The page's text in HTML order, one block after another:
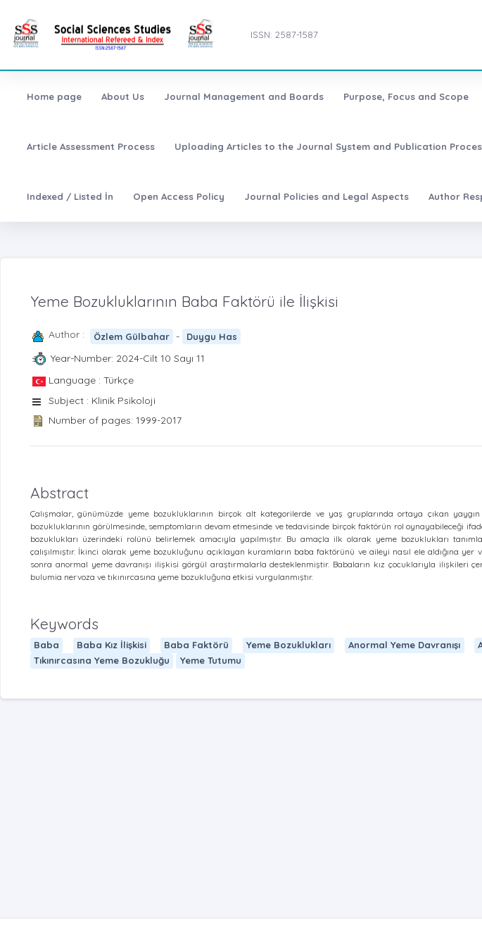
ISSN: 2587-1587
Home page About Us Journal Management and Boards Purpose, Focus and Scope
Article Assessment Process Uploading Articles to the Journal System and Publication
Indexed / Listed İn Open Access Policy Journal Policies and Legal Aspects Author
Yeme Bozukluklarının Baba Faktörü ile İlişkisi
Author : Özlem Gülbahar - Duygu Has
Year-Number: 2024-Cilt 10 Sayı 11
Language : Türkçe
Subject : Klinik Psikoloji
Number of pages: 1999-2017
Abstract
Çalışmalar, günümüzde yeme bozukluklarının birçok alt kategorilerde ve yaş gruplarında ortaya çıkan
bozukluklarının görülmesinde, semptomların devam etmesinde ve tedavisinde birçok faktörün rol oynayabileceği
bozuklukları üzerindeki rolünü belirlemek amacıyla yapılmıştır. Bu amaçla ilk olarak yeme bozuklukları
çalışılmıştır. İkinci olarak yeme bozukluğunu açıklayan kuramların baba faktörünü ve aileyi nasıl ele aldığına
sonra anormal yeme davranışı ilişkisi görgül araştırmalarla desteklenmiştir. Babaların kız çocuklarıyla ilişkileri
bulumia nervoza ve tıkınırcasına yeme bozukluğuna etkisi vurgulanmıştır.
Keywords
Baba Baba Kız İlişkisi Baba Faktörü Yeme Bozuklukları Anormal Yeme Davranışı
Tıkınırcasına Yeme Bozukluğu
Yeme Tutumu